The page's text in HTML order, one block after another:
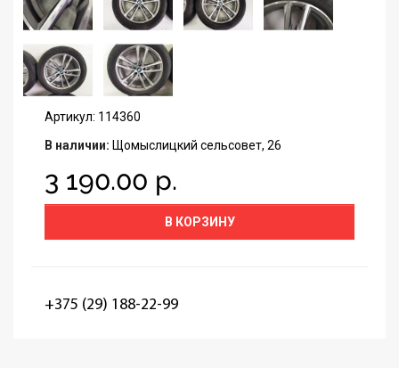
Артикул: 114360
В наличии: Щомыслицкий сельсовет, 26
3 190.00 р.
В КОРЗИНУ
+375 (29) 188-22-99